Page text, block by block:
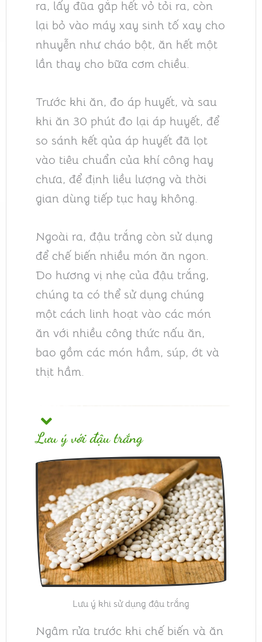
ra, lấy đũa gắp hết vỏ tỏi ra, còn
lại bỏ vào máy xay sinh tố xay cho
nhuyễn như cháo bột, ăn hết một
lần thay cho bữa cơm chiều.
Trước khi ăn, đo áp huyết, và sau
khi ăn 30 phút đo lại áp huyết, để
so sánh kết qủa áp huyết đã lọt
vào tiêu chuẩn của khí công hay
chưa, để định liều lượng và thời
gian dùng tiếp tục hay không.
Ngoài ra, đậu trắng còn sử dụng
để chế biến nhiều món ăn ngon.
Do hương vị nhẹ của đậu trắng,
chúng ta có thể sử dụng chúng
một cách linh hoạt vào các món
ăn với nhiều công thức nấu ăn,
bao gồm các món hầm, súp, ớt và
thịt hầm.
Lưu ý với đậu trắng
Lưu ý khi sử dụng đậu trắng
Ngâm rửa trước khi chế biến và ăn